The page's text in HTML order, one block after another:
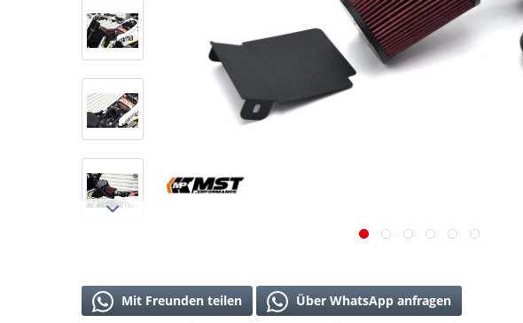
Mit Freunden teilen Über WhatsApp anfragen